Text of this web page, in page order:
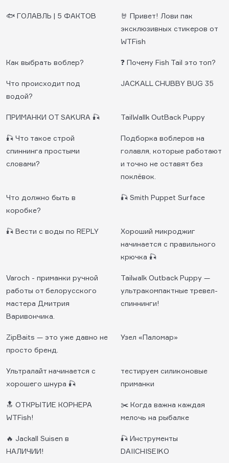
🐟 ГОЛАВЛЬ | 5 ФАКТОВ
🤘 Привет! Лови пак
эксклюзивных стикеров от
WTFish
Как выбрать воблер? ❓ Почему Fish Tail это топ?
Что происходит под
водой?
JACKALL CHUBBY BUG 35
ПРИМАНКИ ОТ SAKURA 🎣 TailWallk OutBack Puppy
🎣 Что такое строй
спиннинга простыми
словами?
Подборка воблеров на
голавля, которые работают
и точно не оставят без
поклёвок.
Что должно быть в
коробке?
🎣 Smith Puppet Surface
🎣 Вести с воды по REPLY
Хороший микроджиг
начинается с правильного
крючка 🎣
Varoch - приманки ручной
работы от белорусского
мастера Дмитрия
Варивончика.
Tailwalk Outback Puppy —
ультракомпактные тревел-
спиннинги!
ZipBaits — это уже давно не
просто бренд.
Узел «Паломар»
Ультралайт начинается с
хорошего шнура 🎣
тестируем силиконовые
приманки
🔝 ОТКРЫТИЕ КОРНЕРА
WTFish!
✂️ Когда важна каждая
мелочь на рыбалке
🔥 Jackall Suisen в
НАЛИЧИИ!
🎣 Инструменты
DAIICHISEIKO